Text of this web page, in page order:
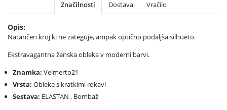
Značilnosti Dostava Vračilo
Opis:
Natančen kroj ki ne zateguje, ampak optično podaljša silhueto.
Ekstravagantna ženska obleka v moderni barvi.
Znamka: Velmerto21
Vrsta: Obleke s kratkimi rokavi
Sestava: ELASTAN , Bombaž